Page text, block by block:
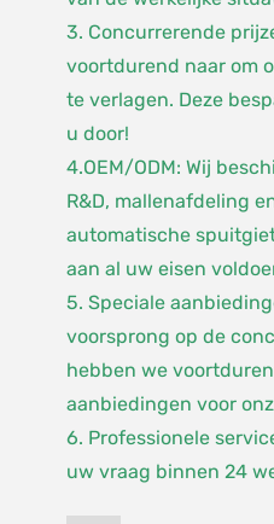
3. Concurrerende
voortdurend naar om
te verlagen. Deze
u door!
4.OEM/ODM: Wij
R&D, mallenafdeling
automatische
aan al uw eisen
5. Speciale
voorsprong op de
hebben we
aanbiedingen voor
6. Professionele
uw vraag binnen 24